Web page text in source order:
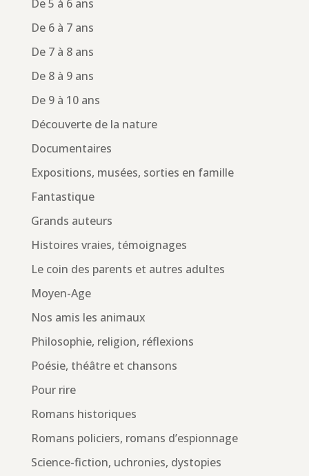
De 5 à 6 ans
De 6 à 7 ans
De 7 à 8 ans
De 8 à 9 ans
De 9 à 10 ans
Découverte de la nature
Documentaires
Expositions, musées, sorties en famille
Fantastique
Grands auteurs
Histoires vraies, témoignages
Le coin des parents et autres adultes
Moyen-Age
Nos amis les animaux
Philosophie, religion, réflexions
Poésie, théâtre et chansons
Pour rire
Romans historiques
Romans policiers, romans d’espionnage
Science-fiction, uchronies, dystopies